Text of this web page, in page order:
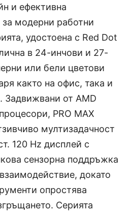
и ефективна
модерни работни
удостоена с Red Dot
в 24-инчови и 27-
или бели цветови
както на офис, така и
от AMD
PRO MAX
мултизадачност
120 Hz дисплей с
сензорна поддръжка
докато
опростява
Серията